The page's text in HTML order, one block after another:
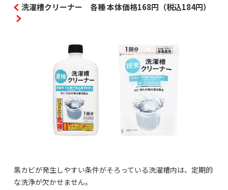
洗濯槽クリーナー 各種 本体価格168円（税込184円）
黒カビが発生しやすい条件がそろっている洗濯槽内は、定期的
な洗浄が欠かせません。